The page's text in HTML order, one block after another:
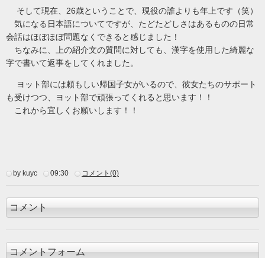
そして現在、 26歳ということで、現役の誰よりも年上です（笑）
気になる日本語についてですが、たどたどしさはあるものの日常
会話はほぼほぼ問題なくできると感じました！
ちなみに、上の紹介文の質問に対しても、漢字を使用した綺麗な
字で書いて返事をしてくれました。
ヨット部には頼もしい帰国子女がいるので、彼女たちのサポート
も受けつつ、ヨット部で頑張ってくれると思います！！
これから宜しくお願いします！！
by kuyc 09:30 コメント(0)
コメント
コメントフォーム